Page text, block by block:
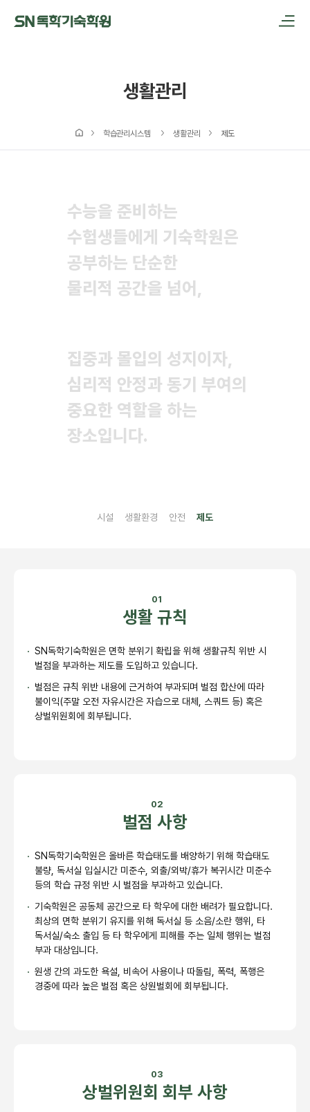
생활관리
학습관리시스템 생활관리 제도
수능을 준비하는
수험생들에게 기숙학원은
수능을 준비하는
수험생들에게 기숙학원은
공부하는 단순한
물리적 공간을 넘어,
공부하는 단순한
물리적 공간을 넘어,
집중과 몰입의 성지이자,
심리적 안정과 동기 부여의
집중과 몰입의 성지이자,
심리적 안정과 동기 부여의
중요한 역할을 하는
장소입니다.
중요한 역할을 하는
장소입니다.
시설 생활환경 안전 제도
01
생활 규칙
SN독학기숙학원은 면학 분위기 확립을 위해 생활규칙 위반 시
벌점을 부과하는 제도를 도입하고 있습니다.
벌점은 규칙 위반 내용에 근거하여 부과되며 벌점 합산에 따라
불이익(주말 오전 자유시간은 자습으로 대체, 스쿼트 등) 혹은
상벌위원회에 회부됩니다.
02
벌점 사항
SN독학기숙학원은 올바른 학습태도를 배양하기 위해 학습태도
불량, 독서실 입실시간 미준수, 외출/외박/휴가 복귀시간 미준수
등의 학습 규정 위반 시 벌점을 부과하고 있습니다.
기숙학원은 공동체 공간으로 타 학우에 대한 배려가 필요합니다.
최상의 면학 분위기 유지를 위해 독서실 등 소음/소란 행위, 타
독서실/숙소 출입 등 타 학우에게 피해를 주는 일체 행위는 벌점
부과 대상입니다.
원생 간의 과도한 욕설, 비속어 사용이나 따돌림, 폭력, 폭행은
경중에 따라 높은 벌점 혹은 상원벌회에 회부됩니다.
03
상벌위원회 회부 사항